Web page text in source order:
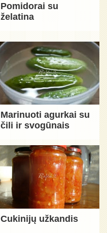
Pomidorai su
želatina
Marinuoti agurkai su
čili ir svogūnais
Cukinijų užkandis